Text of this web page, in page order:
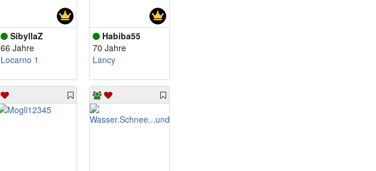
SibyllaZ
66 Jahre
Locarno 1
Habiba55
70 Jahre
Lancy